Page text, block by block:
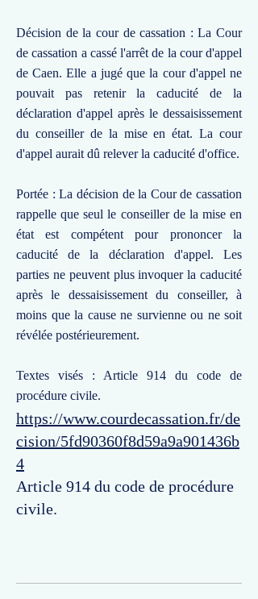
Décision de la cour de cassation : La Cour
de cassation a cassé l'arrêt de la cour d'appel
de Caen. Elle a jugé que la cour d'appel ne
pouvait pas retenir la caducité de la
déclaration d'appel après le dessaisissement
du conseiller de la mise en état. La cour
d'appel aurait dû relever la caducité d'office.
Portée : La décision de la Cour de cassation
rappelle que seul le conseiller de la mise en
état est compétent pour prononcer la
caducité de la déclaration d'appel. Les
parties ne peuvent plus invoquer la caducité
après le dessaisissement du conseiller, à
moins que la cause ne survienne ou ne soit
révélée postérieurement.
Textes visés : Article 914 du code de
procédure civile.
https://www.courdecassation.fr/de
cision/5fd90360f8d59a9a901436b
4
Article 914 du code de procédure
civile.